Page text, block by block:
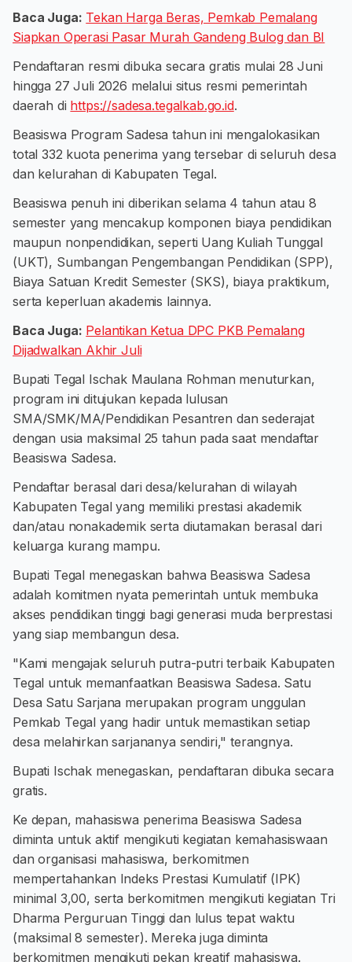
Baca Juga: Tekan Harga Beras, Pemkab Pemalang
Siapkan Operasi Pasar Murah Gandeng Bulog dan BI
Pendaftaran resmi dibuka secara gratis mulai 28 Juni
hingga 27 Juli 2026 melalui situs resmi pemerintah
daerah di https://sadesa.tegalkab.go.id.
Beasiswa Program Sadesa tahun ini mengalokasikan
total 332 kuota penerima yang tersebar di seluruh desa
dan kelurahan di Kabupaten Tegal.
Beasiswa penuh ini diberikan selama 4 tahun atau 8
semester yang mencakup komponen biaya pendidikan
maupun nonpendidikan, seperti Uang Kuliah Tunggal
(UKT), Sumbangan Pengembangan Pendidikan (SPP),
Biaya Satuan Kredit Semester (SKS), biaya praktikum,
serta keperluan akademis lainnya.
Baca Juga: Pelantikan Ketua DPC PKB Pemalang
Dijadwalkan Akhir Juli
Bupati Tegal Ischak Maulana Rohman menuturkan,
program ini ditujukan kepada lulusan
SMA/SMK/MA/Pendidikan Pesantren dan sederajat
dengan usia maksimal 25 tahun pada saat mendaftar
Beasiswa Sadesa.
Pendaftar berasal dari desa/kelurahan di wilayah
Kabupaten Tegal yang memiliki prestasi akademik
dan/atau nonakademik serta diutamakan berasal dari
keluarga kurang mampu.
Bupati Tegal menegaskan bahwa Beasiswa Sadesa
adalah komitmen nyata pemerintah untuk membuka
akses pendidikan tinggi bagi generasi muda berprestasi
yang siap membangun desa.
"Kami mengajak seluruh putra-putri terbaik Kabupaten
Tegal untuk memanfaatkan Beasiswa Sadesa. Satu
Desa Satu Sarjana merupakan program unggulan
Pemkab Tegal yang hadir untuk memastikan setiap
desa melahirkan sarjananya sendiri," terangnya.
Bupati Ischak menegaskan, pendaftaran dibuka secara
gratis.
Ke depan, mahasiswa penerima Beasiswa Sadesa
diminta untuk aktif mengikuti kegiatan kemahasiswaan
dan organisasi mahasiswa, berkomitmen
mempertahankan Indeks Prestasi Kumulatif (IPK)
minimal 3,00, serta berkomitmen mengikuti kegiatan Tri
Dharma Perguruan Tinggi dan lulus tepat waktu
(maksimal 8 semester). Mereka juga diminta
berkomitmen mengikuti pekan kreatif mahasiswa.